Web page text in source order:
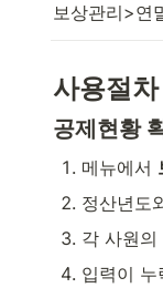
보상관리>연
사용절차
공제현황
메뉴에서
정산년도
각 사원
입력이